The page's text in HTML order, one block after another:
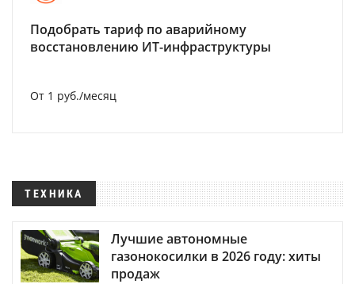
Подобрать тариф по аварийному
восстановлению ИТ-инфраструктуры
От 1 руб./месяц
ТЕХНИКА
Лучшие автономные
газонокосилки в 2026 году: хиты
продаж